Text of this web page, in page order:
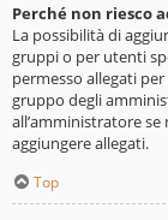
Perché non riesco
La possibilità di
gruppi o per utenti
permesso allegati
gruppo degli
all’amministratore
aggiungere allegati.
Top